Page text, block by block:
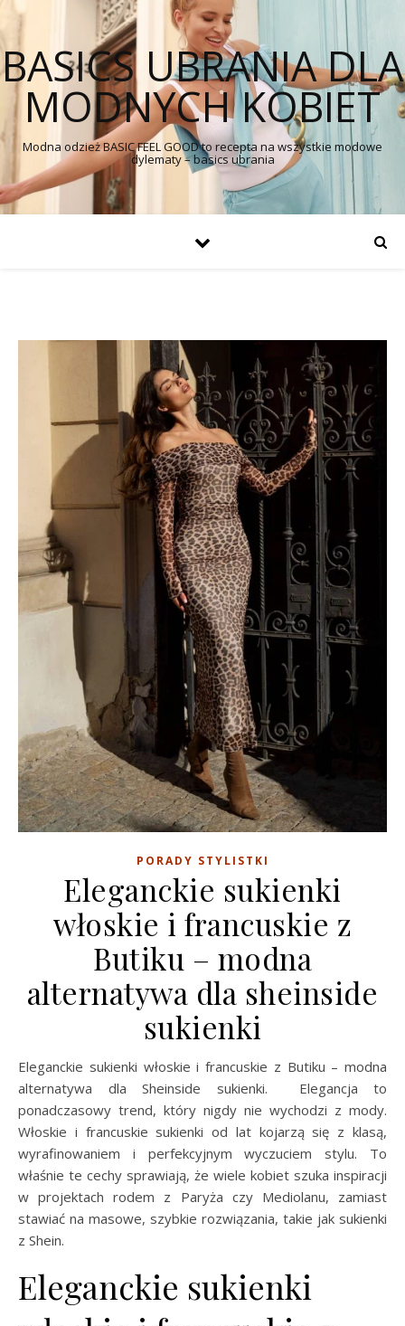
BASICS UBRANIA DLA
MODNYCH KOBIET
Modna odzież BASIC FEEL GOOD to recepta na wszystkie modowe
dylematy – basics ubrania
PORADY STYLISTKI
Eleganckie sukienki
włoskie i francuskie z
Butiku – modna
alternatywa dla sheinside
sukienki
Eleganckie sukienki włoskie i francuskie z Butiku – modna
alternatywa dla Sheinside sukienki. Elegancja to
ponadczasowy trend, który nigdy nie wychodzi z mody.
Włoskie i francuskie sukienki od lat kojarzą się z klasą,
wyrafinowaniem i perfekcyjnym wyczuciem stylu. To
właśnie te cechy sprawiają, że wiele kobiet szuka inspiracji
w projektach rodem z Paryża czy Mediolanu, zamiast
stawiać na masowe, szybkie rozwiązania, takie jak sukienki
z Shein.
Eleganckie sukienki